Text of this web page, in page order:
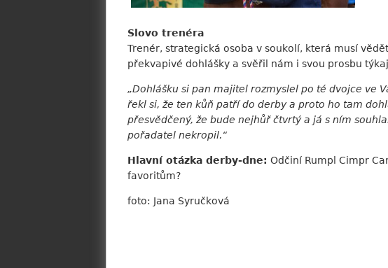
Slovo trenéra
Trenér, strategická osoba v soukolí, která musí
překvapivé dohlášky a svěřil nám i svou prosbu
„Dohlášku si pan majitel rozmyslel po té dvojce ve
řekl si, že ten kůň patří do derby a proto ho tam
přesvědčený, že bude nejhůř čtvrtý a já s ním
pořadatel nekropil.“
Hlavní otázka derby-dne: Odčiní Rumpl Cimpr
favoritům?
foto: Jana Syručková